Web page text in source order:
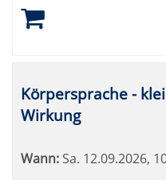
Körpersprache -
Wirkung
Wann: Sa. 12.09.2026,